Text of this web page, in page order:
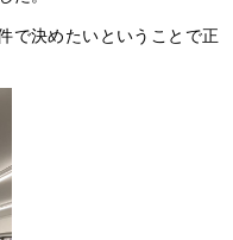
で決めたいということで正